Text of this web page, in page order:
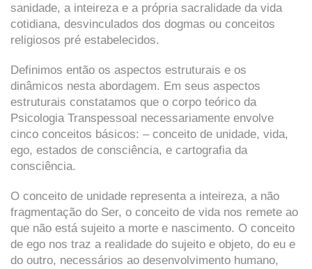
sanidade, a inteireza e a própria sacralidade da vida
cotidiana, desvinculados dos dogmas ou conceitos
religiosos pré estabelecidos.
Definimos então os aspectos estruturais e os
dinâmicos nesta abordagem. Em seus aspectos
estruturais constatamos que o corpo teórico da
Psicologia Transpessoal necessariamente envolve
cinco conceitos básicos: – conceito de unidade, vida,
ego, estados de consciência, e cartografia da
consciência.
O conceito de unidade representa a inteireza, a não
fragmentação do Ser, o conceito de vida nos remete ao
que não está sujeito a morte e nascimento. O conceito
de ego nos traz a realidade do sujeito e objeto, do eu e
do outro, necessários ao desenvolvimento humano,